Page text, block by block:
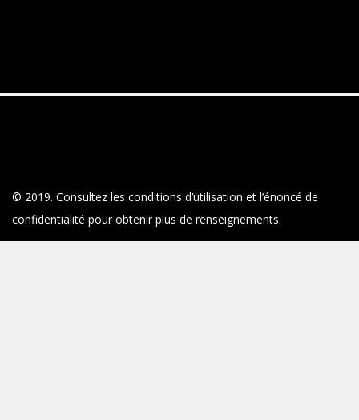
© 2019. Consultez les conditions d’utilisation et l’énoncé de
confidentialité pour obtenir plus de renseignements.